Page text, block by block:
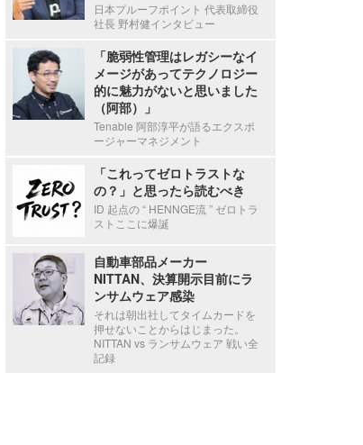
日本プルーフポイント 代表取締役
社長 野村健インタビュー
「脆弱性管理はレガシーなイ
メージがあってテクノロジー
的に魅力がないと思いました
（阿部）」
Tenable 阿部淳平が語るエクスポ
ージャーマネジメント
「これってゼロトラストな
の？」と思ったら読むべき
ID 起点の “ HENNGE流 ” ゼロトラ
ストここに爆誕
自動車部品メーカー
NITTAN、決算開示目前にラ
ンサムウェア感染
それは朝出社してタイムカードを
押せないことからはじまった。
NITTAN vs ランサムウェア 戦い全
記録